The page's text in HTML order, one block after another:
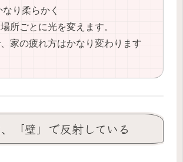
り柔らかく
所ごとに光を変えます。
家の疲れ方はかなり変わります
「壁」で反射している